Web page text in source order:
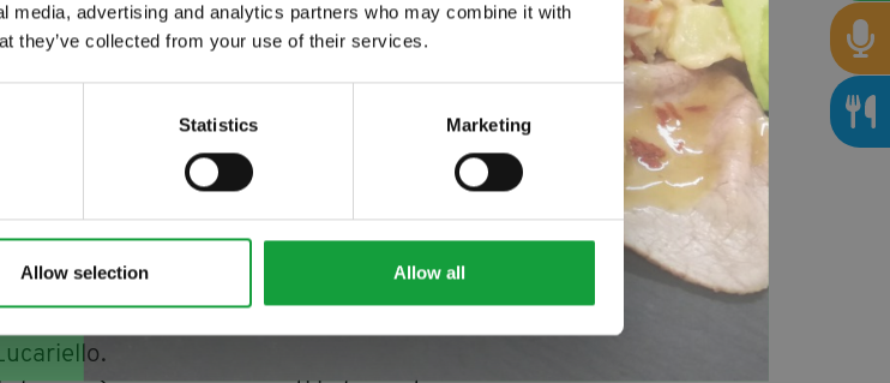
media, advertising and analytics partners who may combine it with
they’ve collected from your use of their services.
Statistics Marketing
Allow selection Allow all
programma del Summit, organizzato
alla rete GVCI (www.itchefs-gvci.com
a cena al Ristorante Tosca, aperto da
anglosassoni) che ospita 3 istituti bancari
negli ultimi 9, il prestigiosissimo Ritz
ascoltavo attento i numeri sciorinati dallo